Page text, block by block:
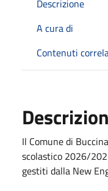
Descrizione
A cura di
Contenuti
Il Comune di
scolastico 2026/
gestiti dalla New